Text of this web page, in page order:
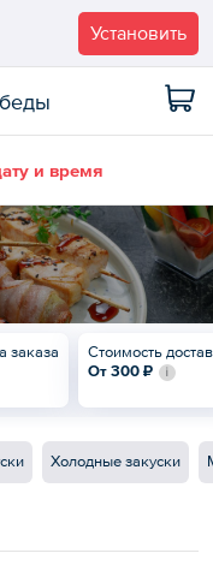
Установить
и время
заказа
Стоимость
От 300 ₽
Холодные закуски